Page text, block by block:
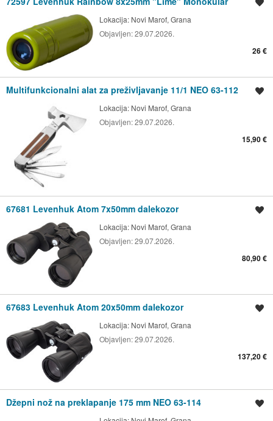
Lokacija: Novi Marof, Grana
Objavljen:29.07.2026.
26 €
Multifunkcionalni alat za preživljavanje 11/1 NEO 63-112
Lokacija: Novi Marof, Grana
Objavljen:29.07.2026.
15,90 €
67681 Levenhuk Atom 7x50mm dalekozor
Lokacija: Novi Marof, Grana
Objavljen:29.07.2026.
80,90 €
67683 Levenhuk Atom 20x50mm dalekozor
Lokacija: Novi Marof, Grana
Objavljen:29.07.2026.
137,20 €
Džepni nož na preklapanje 175 mm NEO 63-114